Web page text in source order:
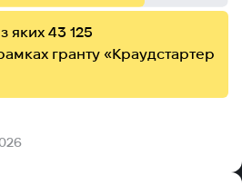
яких 43 125
гранту «Краудстартер